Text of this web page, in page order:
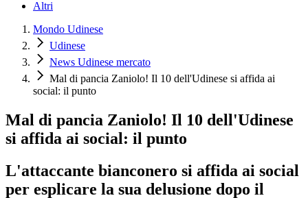
Altri
Mondo Udinese
Udinese
News Udinese mercato
Mal di pancia Zaniolo! Il 10 dell'Udinese si affida ai
social: il punto
Mal di pancia Zaniolo! Il 10 dell'Udinese
si affida ai social: il punto
L'attaccante bianconero si affida ai social
per esplicare la sua delusione dopo il